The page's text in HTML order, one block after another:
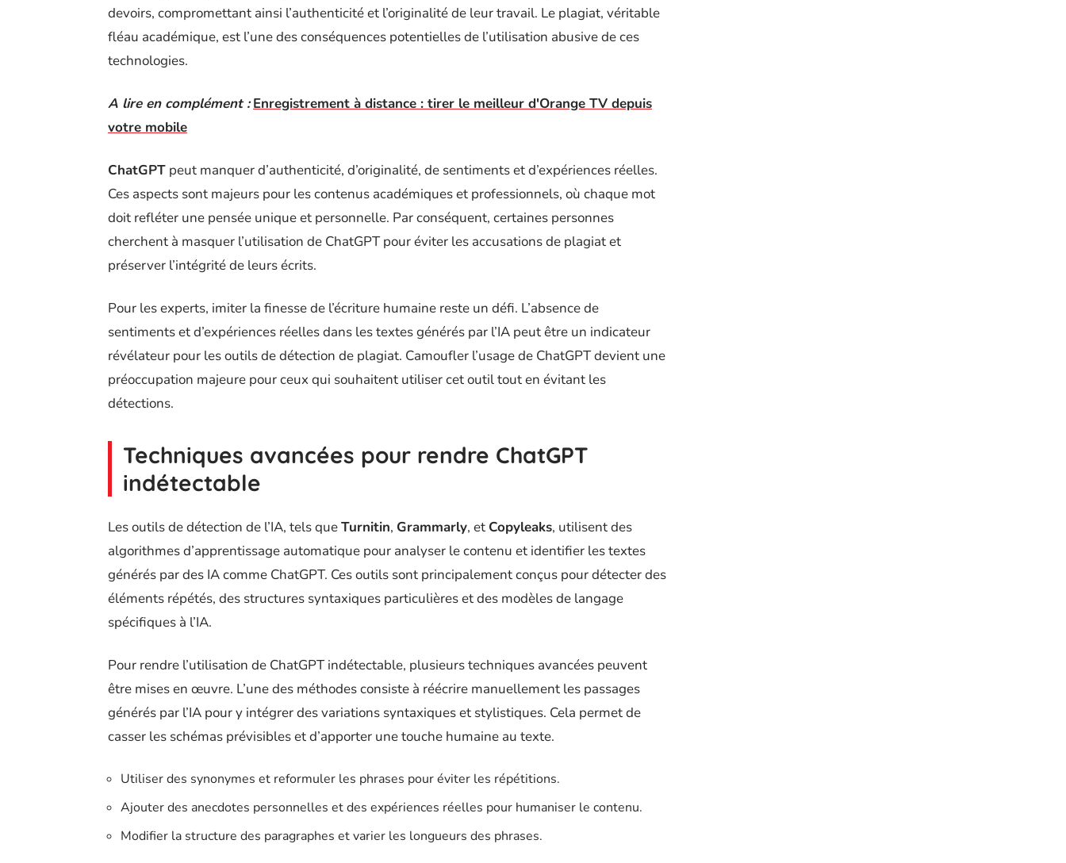
devoirs, compromettant ainsi l’authenticité et l’originalité de leur travail. Le plagiat, véritable
fléau académique, est l’une des conséquences potentielles de l’utilisation abusive de ces
technologies.
A lire en complément : Enregistrement à distance : tirer le meilleur d'Orange TV depuis
votre mobile
ChatGPT peut manquer d’authenticité, d’originalité, de sentiments et d’expériences réelles.
Ces aspects sont majeurs pour les contenus académiques et professionnels, où chaque mot
doit refléter une pensée unique et personnelle. Par conséquent, certaines personnes
cherchent à masquer l’utilisation de ChatGPT pour éviter les accusations de plagiat et
préserver l’intégrité de leurs écrits.
Pour les experts, imiter la finesse de l’écriture humaine reste un défi. L’absence de
sentiments et d’expériences réelles dans les textes générés par l’IA peut être un indicateur
révélateur pour les outils de détection de plagiat. Camoufler l’usage de ChatGPT devient une
préoccupation majeure pour ceux qui souhaitent utiliser cet outil tout en évitant les
détections.
Techniques avancées pour rendre ChatGPT
indétectable
Les outils de détection de l’IA, tels queTurnitin, Grammarly, et Copyleaks, utilisent des
algorithmes d’apprentissage automatique pour analyser le contenu et identifier les textes
générés par des IA comme ChatGPT. Ces outils sont principalement conçus pour détecter des
éléments répétés, des structures syntaxiques particulières et des modèles de langage
spécifiques à l’IA.
Pour rendre l’utilisation de ChatGPT indétectable, plusieurs techniques avancées peuvent
être mises en œuvre. L’une des méthodes consiste à réécrire manuellement les passages
générés par l’IA pour y intégrer des variations syntaxiques et stylistiques. Cela permet de
casser les schémas prévisibles et d’apporter une touche humaine au texte.
Utiliser des synonymes et reformuler les phrases pour éviter les répétitions.
Ajouter des anecdotes personnelles et des expériences réelles pour humaniser le contenu.
Modifier la structure des paragraphes et varier les longueurs des phrases.